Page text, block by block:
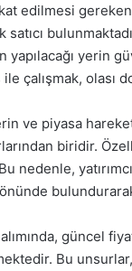
edilmesi
yapılacağı yerin
çalışmak, olası
ve piyasa
biridir.
nedenle,
güncel
Bu